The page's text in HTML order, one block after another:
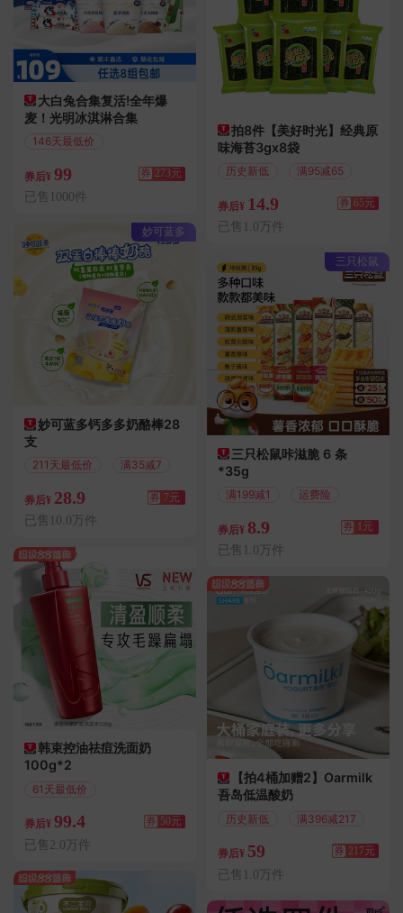
大白兔合集复活!全年爆
麦！光明冰淇淋合集
146天最低价
券后¥ 99 券 273元
已售1000件
妙可蓝多
妙可蓝多钙多多奶酪棒28
支
211天最低价 满35减7
券后¥ 28.9 券 7元
已售10.0万件
韩束控油祛痘洗面奶
100g*2
61天最低价
券后¥ 99.4 券 50元
已售2.0万件
拍8件【美好时光】经典原
味海苔3gx8袋
历史新低 满95减65
券后¥ 14.9 券 65元
已售1.0万件
三只松鼠
三只松鼠咔滋脆 6 条
*35g
满199减1 运费险
券后¥ 8.9 券 1元
已售1.0万件
【拍4桶加赠2】Oarmilk
吾岛低温酸奶
历史新低 满396减217
券后¥ 59 券 217元
已售1.0万件